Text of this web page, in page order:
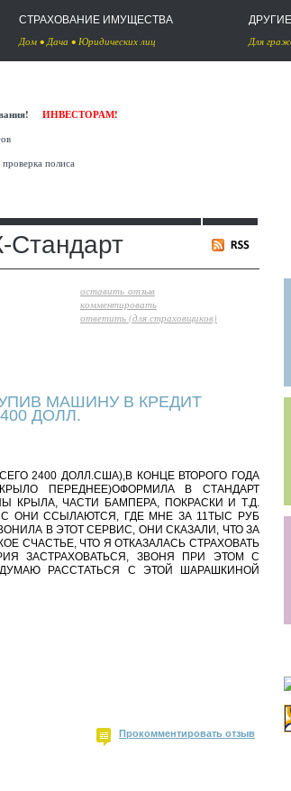
СТРАХОВАНИЕ ИМУЩЕСТВА
Дом •Дача • Юридических лиц Для
ИНВЕСТОРАМ!
проверка полиса
Стандарт
оставить отзыв
комментировать
ответить (для страховщиков)
КУПИВ МАШИНУ В КРЕДИТ
ДОЛЛ.
2400 ДОЛЛ.США),В КОНЦЕ ВТОРОГО ГОДА
ПЕРЕДНЕЕ)ОФОРМИЛА В СТАНДАРТ
КРЫЛА, ЧАСТИ БАМПЕРА, ПОКРАСКИ И Т.Д.
ОНИ ССЫЛАЮТСЯ, ГДЕ МНЕ ЗА 11ТЫС РУБ
В ЭТОТ СЕРВИС, ОНИ СКАЗАЛИ, ЧТО ЗА
СЧАСТЬЕ, ЧТО Я ОТКАЗАЛАСЬ СТРАХОВАТЬ
ЗАСТРАХОВАТЬСЯ, ЗВОНЯ ПРИ ЭТОМ С
РАССТАТЬСЯ С ЭТОЙ ШАРАШКИНОЙ
Прокомментировать отзыв